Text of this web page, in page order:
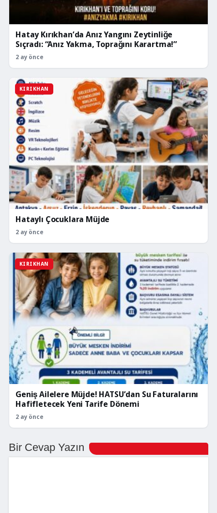
Hatay Kırıkhan’da Anız Yangını Zeytinliğe
Sıçradı: “Anız Yakma, Toprağını Karartma!”
2 ay önce
KIRIKHAN
Hataylı Çocuklara Müjde
2 ay önce
KIRIKHAN
Geniş Ailelere Müjde! HATSU’dan Su Faturalarını
Hafifletecek Yeni Tarife Dönemi
2 ay önce
Bir Cevap Yazın